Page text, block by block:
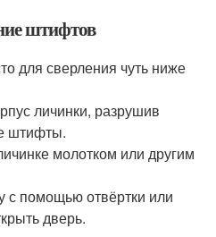
штифтов
для сверления чуть ниже
личинки, разрушив
штифты.
молотком или другим
с помощью отвёртки или
дверь.